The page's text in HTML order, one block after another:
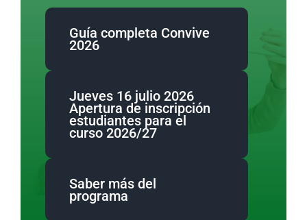
Guía completa Convive
2026
Jueves 16 julio 2026
Apertura de inscripción
estudiantes para el
curso 2026/27
Saber más del
programa